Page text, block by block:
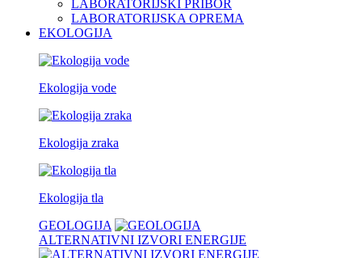
LABORATORIJSKI PRIBOR
LABORATORIJSKA OPREMA
EKOLOGIJA
Ekologija vode
Ekologija zraka
Ekologija tla
GEOLOGIJA
ALTERNATIVNI IZVORI ENERGIJE